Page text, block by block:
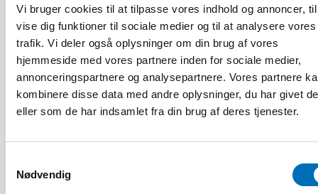
Vi bruger cookies til at tilpasse vores indhold og annoncer,
vise dig funktioner til sociale medier og til at analysere vores
trafik. Vi deler også oplysninger om din brug af vores
hjemmeside med vores partnere inden for sociale medier,
annonceringspartnere og analysepartnere. Vores partnere
kombinere disse data med andre oplysninger, du har givet
eller som de har indsamlet fra din brug af deres tjenester.
Nødvendig
Promoting integration of migrants and their